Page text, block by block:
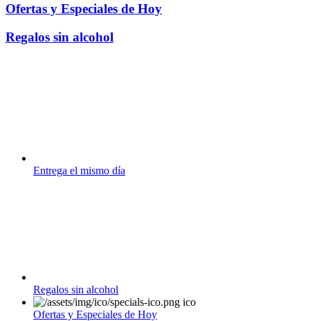
Ofertas y Especiales de Hoy
Regalos sin alcohol
Entrega el mismo día
Regalos sin alcohol
Ofertas y Especiales de Hoy